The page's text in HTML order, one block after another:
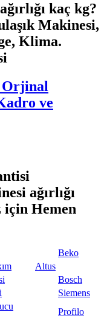
kaç kg?
Makinesi,
Klima.
Orjinal
ve
ağırlığı
için Hemen
Beko
Altus
Bosch
Siemens
Profilo